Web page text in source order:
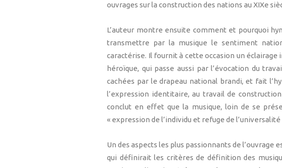
ouvrages sur la construction des nations au XIXe
L’auteur montre ensuite comment et pourquoi
transmettre par la musique le sentiment
caractérise. Il fournit à cette occasion un
héroïque, qui passe aussi par l’évocation du
cachées par le drapeau national brandi, et fait
l’expression identitaire, au travail de
conclut en effet que la musique, loin de se
« expression de l’individu et refuge de l’universalité
Un des aspects les plus passionnants de
qui définirait les critères de définition des